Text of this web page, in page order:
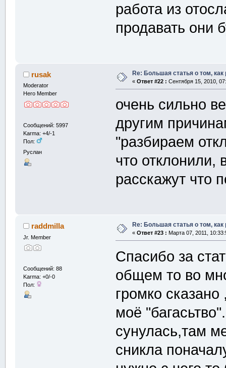
работа из
продавать они
rusak
Moderator
Hero Member
Сообщений: 5997
Karma: +4/-1
Пол:
Руслан
Re: Большая статья о том, как
« Ответ #22 : Сентября 15, 2010,
очень сильно
другим
"разбираем
что отклонили,
расскажут что
raddmilla
Jr. Member
Сообщений: 88
Karma: +0/-0
Пол:
Re: Большая статья о том, как
« Ответ #23 : Марта 07, 2011,
Спасибо за
общем то во
громко
моё
сунулась,там
сникла